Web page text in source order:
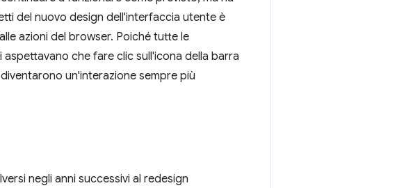
del nuovo design dell'interfaccia utente è
azioni del browser. Poiché tutte le
che fare clic sull'icona della barra
un'interazione sempre più
negli anni successivi al redesign